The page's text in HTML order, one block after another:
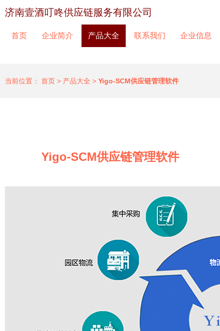
济南壹酒叮咚供应链服务有限公司
首页 企业简介 产品大全 联系我们 企业信息
当前位置： 首页 > 产品大全 > Yigo-SCM供应链管理软件
Yigo-SCM供应链管理软件